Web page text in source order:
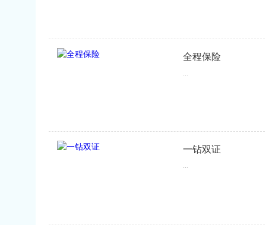
全程保险
...
一钻双证
...